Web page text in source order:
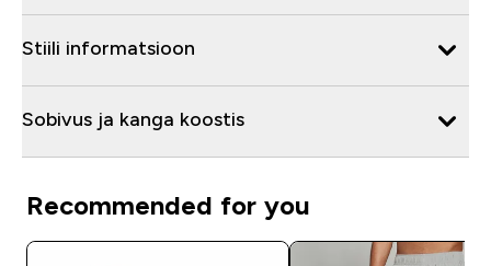
Stiili informatsioon
Sobivus ja kanga koostis
Recommended for you